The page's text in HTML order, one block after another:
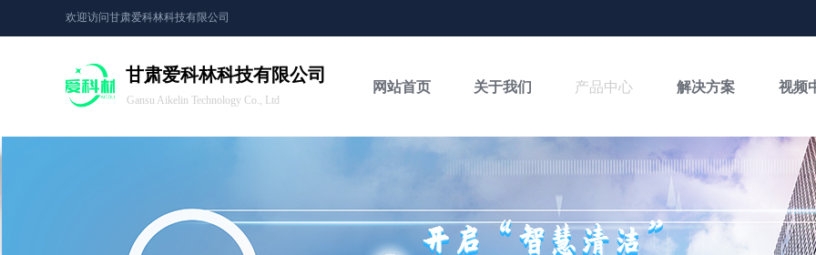
欢迎访问甘肃爱科林科技有限公司
甘肃爱科林科技有限公司
Gansu Aikelin Technology Co., Ltd
网站首页 关于我们 产品中心 解决方案 视频